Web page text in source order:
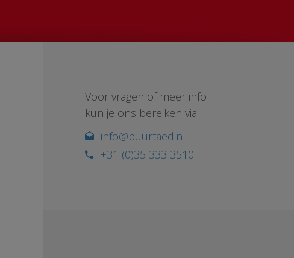
Voor vragen of meer info
kun je ons bereiken via
info@buurtaed.nl
+31 (0)35 333 3510